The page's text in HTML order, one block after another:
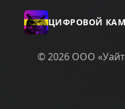
ЦИФРОВОЙ
© 2026 ООО «Уайт